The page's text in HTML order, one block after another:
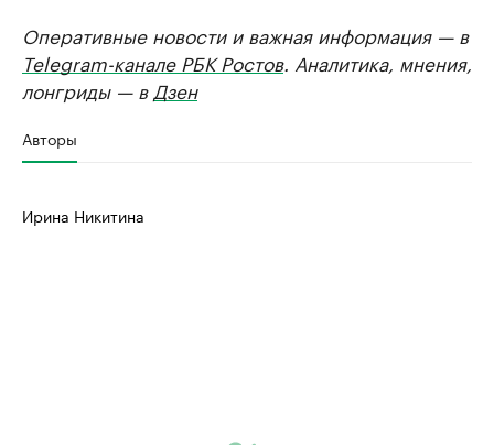
Оперативные новости и важная информация — в
Telegram-канале РБК Ростов. Аналитика, мнения,
лонгриды — в Дзен
Авторы
Ирина Никитина